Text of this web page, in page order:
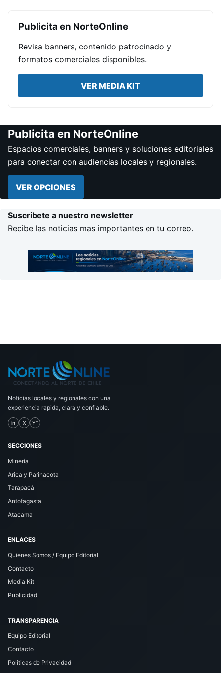
Publicita en NorteOnline
Revisa banners, contenido patrocinado y
formatos comerciales disponibles.
VER MEDIA KIT
Publicita en NorteOnline
Espacios comerciales, banners y soluciones editoriales
para conectar con audiencias locales y regionales.
VER OPCIONES
Suscribete a nuestro newsletter
Recibe las noticias mas importantes en tu correo.
Noticias locales y regionales con una
experiencia rapida, clara y confiable.
in X YT
SECCIONES
Minería
Arica y Parinacota
Tarapacá
Antofagasta
Atacama
ENLACES
Quienes Somos / Equipo Editorial
Contacto
Media Kit
Publicidad
TRANSPARENCIA
Equipo Editorial
Contacto
Politicas de Privacidad